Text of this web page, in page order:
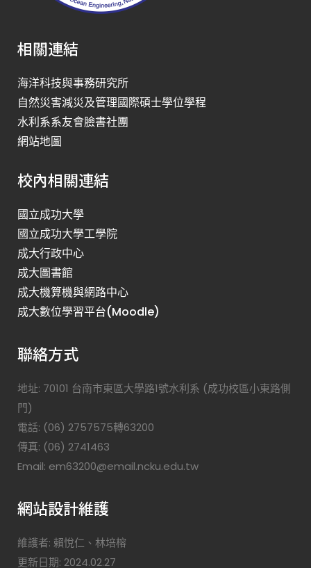
相關連結
海洋科技與事務研究所
自然災害減災及管理國際碩士學位學程
水利系系友會臉書社團
網站地圖
校內相關連結
國立成功大學
國立成功大學工學院
成大行政中心
成大圖書館
成大機算機與網路中心
成大數位學習平台(Moodle)
聯絡方式
地址: 70101 台南市東區大學路1號水利系 (成功校區小東路側
門)
電話: (06) 2757575轉63200
傳真: (06) 2741463
Email: em63200@email.ncku.edu.tw
網站設計維護
維護者: 賴悅仁、林培榕
更新日期: 2024.02.27